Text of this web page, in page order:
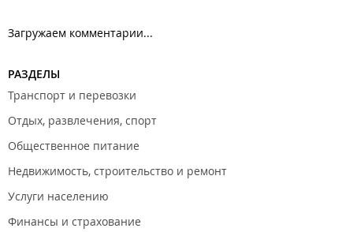
Загружаем комментарии...
РАЗДЕЛЫ
Транспорт и перевозки
Отдых, развлечения, спорт
Общественное питание
Недвижимость, строительство и ремонт
Услуги населению
Финансы и страхование